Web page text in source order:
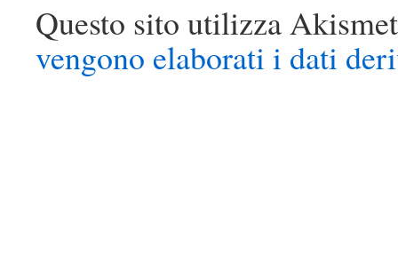
Questo sito utilizza
vengono elaborati i dati